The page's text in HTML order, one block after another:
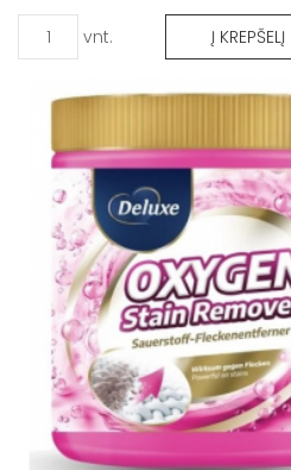
vnt. Į KREPŠELĮ